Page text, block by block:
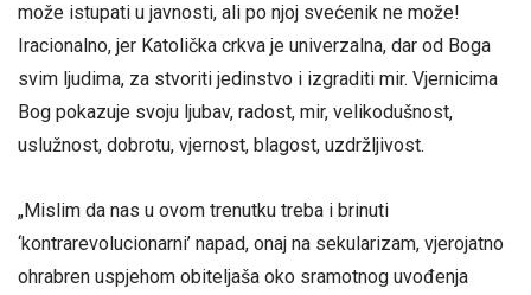
može istupati u javnosti, ali po njoj svećenik ne može!
Iracionalno, jer Katolička crkva je univerzalna, dar od Boga
svim ljudima, za stvoriti jedinstvo i izgraditi mir. Vjernicima
Bog pokazuje svoju ljubav, radost, mir, velikodušnost,
uslužnost, dobrotu, vjernost, blagost, uzdržljivost.
„Mislim da nas u ovom trenutku treba i brinuti
‘kontrarevolucionarni’ napad, onaj na sekularizam, vjerojatno
ohrabren uspjehom obiteljaša oko sramotnog uvođenja